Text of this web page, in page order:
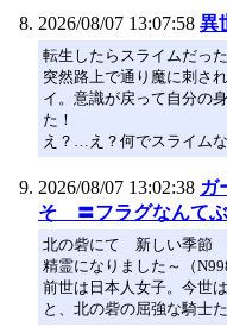
2026/08/07 13:07:58 異
転生したらスライムだった
突然路上で通り魔に刺さ
イ。意識が戻って自分の
た！
え？…え？何でスライムな
2026/08/07 13:02:38 ガ
そ 〓フラグなんて
北の砦にて 新しい季節
精霊になりました～（
前世は日本人女子。今世
と、北の砦の屈強な騎士